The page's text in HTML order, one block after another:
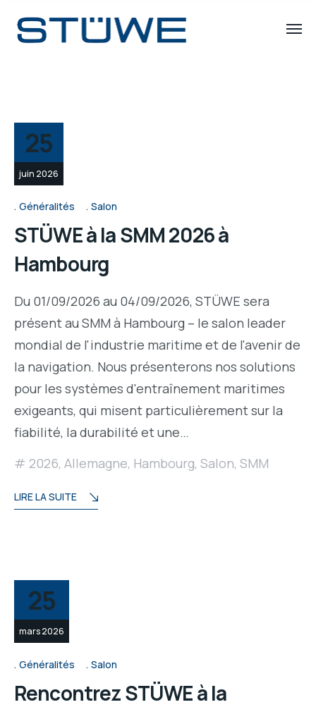
25
juin 2026
Généralités Salon
STÜWE à la SMM 2026 à
Hambourg
Du 01/09/2026 au 04/09/2026, STÜWE sera
présent au SMM à Hambourg – le salon leader
mondial de l'industrie maritime et de l'avenir de
la navigation. Nous présenterons nos solutions
pour les systèmes d'entraînement maritimes
exigeants, qui misent particulièrement sur la
fiabilité, la durabilité et une…
2026, Allemagne, Hambourg, Salon, SMM
LIRE LA SUITE
25
mars 2026
Généralités Salon
Rencontrez STÜWE à la